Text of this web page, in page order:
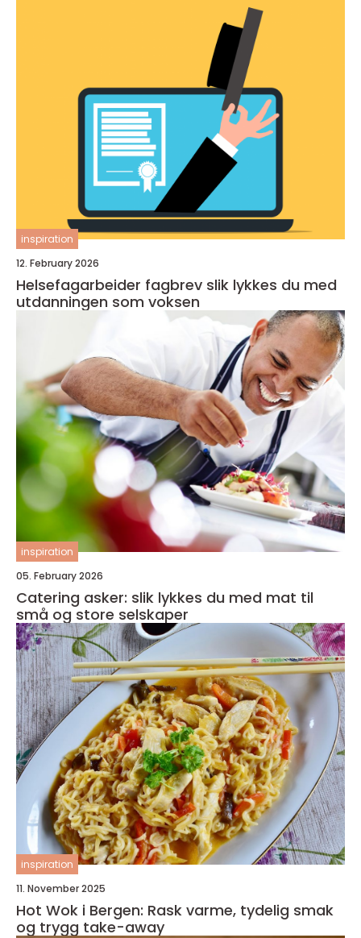
inspiration
12. February 2026
Helsefagarbeider fagbrev slik lykkes du med
utdanningen som voksen
inspiration
05. February 2026
Catering asker: slik lykkes du med mat til
små og store selskaper
inspiration
11. November 2025
Hot Wok i Bergen: Rask varme, tydelig smak
og trygg take-away